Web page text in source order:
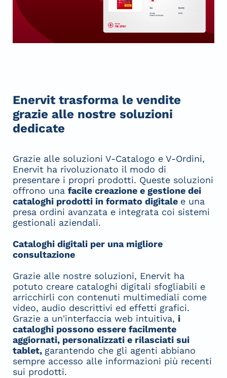
Enervit trasforma le vendite
grazie alle nostre soluzioni
dedicate
Grazie alle soluzioni V-Catalogo e V-Ordini,
Enervit ha rivoluzionato il modo di
presentare i propri prodotti. Queste soluzioni
offrono una facile creazione e gestione dei
cataloghi prodotti in formato digitale e una
presa ordini avanzata e integrata coi sistemi
gestionali aziendali.
Cataloghi digitali per una migliore
consultazione
Grazie alle nostre soluzioni, Enervit ha
potuto creare cataloghi digitali sfogliabili e
arricchirli con contenuti multimediali come
video, audio descrittivi ed effetti grafici.
Grazie a un'interfaccia web intuitiva, i
cataloghi possono essere facilmente
aggiornati, personalizzati e rilasciati sui
tablet, garantendo che gli agenti abbiano
sempre accesso alle informazioni più recenti
sui prodotti.